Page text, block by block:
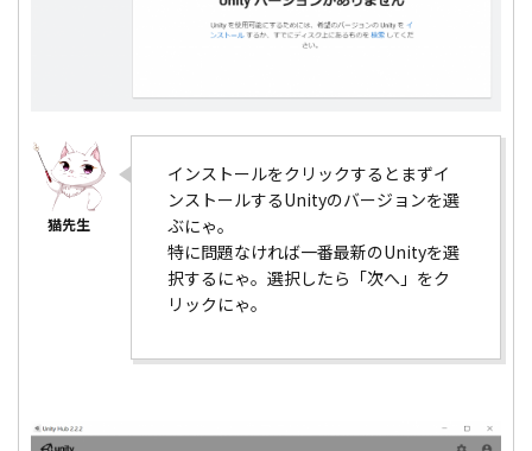
インストールをクリックするとまずイ
ンストールするUnityのバージョンを選
ぶにゃ。
特に問題なければ一番最新のUnityを選
択するにゃ。選択したら「次へ」をク
リックにゃ。